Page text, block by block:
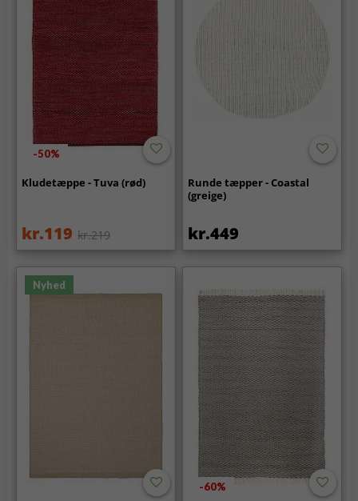
-50%
Kludetæppe - Tuva (rød)
kr.119 kr.219
Runde tæpper - Coastal
(greige)
kr.449
Nyhed
-60%